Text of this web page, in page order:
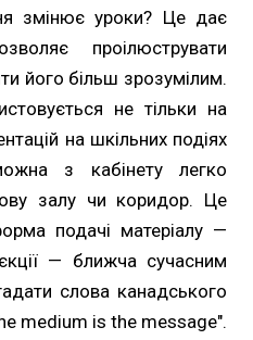
змінює уроки? Це дає
проілюструвати
його більш зрозумілим.
не тільки на
на шкільних подіях
з кабінету легко
залу чи коридор. Це
подачі матеріалу —
— ближча сучасним
слова канадського
medium is the message".